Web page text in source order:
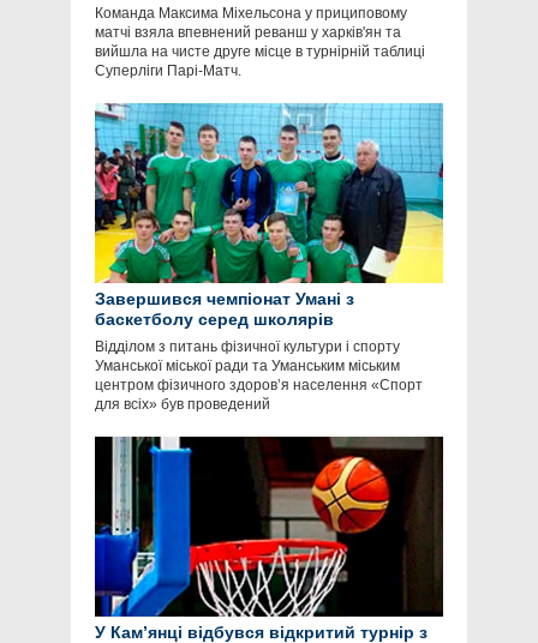
Команда Максима Міхельсона у прициповому
матчі взяла впевнений реванш у харків'ян та
вийшла на чисте друге місце в турнірній таблиці
Суперліги Парі-Матч.
Завершився чемпіонат Умані з
баскетболу серед школярів
Відділом з питань фізичної культури і спорту
Уманської міської ради та Уманським міським
центром фізичного здоров’я населення «Спорт
для всіх» був проведений
У Кам’янці відбувся відкритий турнір з